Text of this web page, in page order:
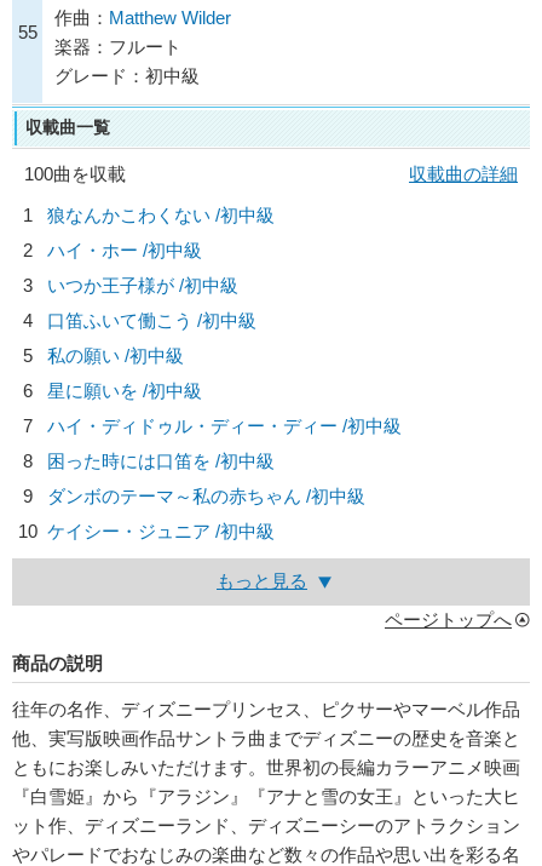
55
作曲： Matthew Wilder
楽器：フルート
グレード：初中級
収載曲一覧
100曲を収載
収載曲の詳細
1
狼なんかこわくない /初中級
2
ハイ・ホー /初中級
3
いつか王子様が /初中級
4
口笛ふいて働こう /初中級
5
私の願い /初中級
6
星に願いを /初中級
7
ハイ・ディドゥル・ディー・ディー /初中級
8
困った時には口笛を /初中級
9
ダンボのテーマ～私の赤ちゃん /初中級
10 ケイシー・ジュニア /初中級
もっと見る
ページトップへ
商品の説明
往年の名作、ディズニープリンセス、ピクサーやマーベル作品
他、実写版映画作品サントラ曲までディズニーの歴史を音楽と
ともにお楽しみいただけます。世界初の長編カラーアニメ映画
『白雪姫』から『アラジン』『アナと雪の女王』といった大ヒ
ット作、ディズニーランド、ディズニーシーのアトラクション
やパレードでおなじみの楽曲など数々の作品や思い出を彩る名